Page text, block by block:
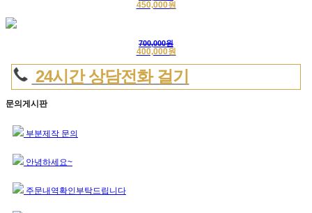
450,000원
700,000원
400,000원
24시간 상담전화 걸기
문의게시판
부분제작 문의
안녕하세요~
주문내역확인부탁드립니다